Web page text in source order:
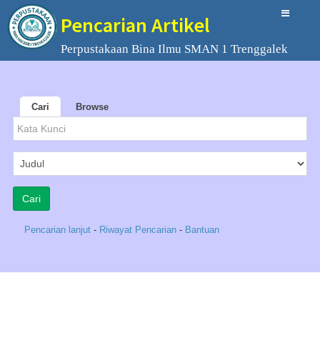
Pencarian Artikel
Perpustakaan Bina Ilmu SMAN 1 Trenggalek
Cari Browse
Pencarian lanjut - Riwayat Pencarian - Bantuan